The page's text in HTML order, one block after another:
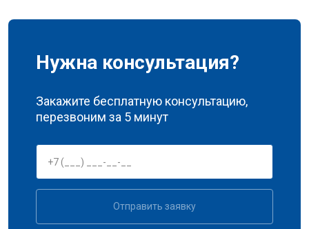
Нужна консультация?
Закажите бесплатную консультацию,
перезвоним за 5 минут
Отправить заявку